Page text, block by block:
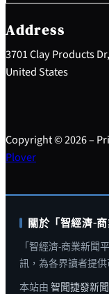
c
h
Address
3701 Clay Products
United States
Copyright © 2026 –
Plover
關於「智經濟-商
「智經濟-商業新聞
訊，為各界讀者提
本站由 智聞捷發新